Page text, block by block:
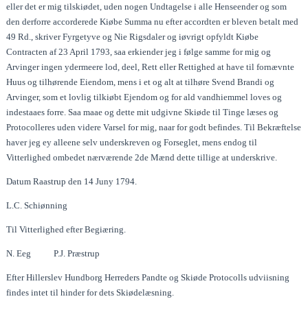
eller det er mig tilskiødet, uden nogen Undtagelse i alle Henseender og som
den derforre accorderede Kiøbe Summa nu efter accordten er bleven betalt med
49 Rd., skriver Fyrgetyve og Nie Rigsdaler og iøvrigt opfyldt Kiøbe
Contracten af 23 April 1793, saa erkiender jeg i følge samme for mig og
Arvinger ingen ydermeere lod, deel, Rett eller Rettighed at have til fornævnte
Huus og tilhørende Eiendom, mens i et og alt at tilhøre Svend Brandi og
Arvinger, som et lovlig tilkiøbt Ejendom og for ald vandhiemmel loves og
indestaaes forre. Saa maae og dette mit udgivne Skiøde til Tinge læses og
Protocolleres uden videre Varsel for mig, naar for godt befindes. Til Bekræftelse
haver jeg ey alleene selv underskreven og Forseglet, mens endog til
Vitterlighed ombedet nærværende 2de Mænd dette tillige at underskrive.
Datum Raastrup den 14 Juny 1794.
L.C. Schiønning
Til Vitterlighed efter Begiæring.
N. Eeg P.J. Præstrup
Efter Hillerslev Hundborg Herreders Pandte og Skiøde Protocolls udviisning
findes intet til hinder for dets Skiødelæsning.